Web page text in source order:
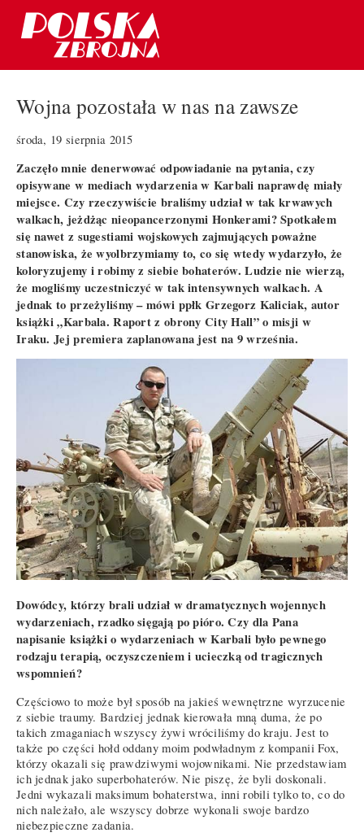
Wojna pozostała w nas na zawsze
środa, 19 sierpnia 2015
Zaczęło mnie denerwować odpowiadanie na pytania, czy
opisywane w mediach wydarzenia w Karbali naprawdę miały
miejsce. Czy rzeczywiście braliśmy udział w tak krwawych
walkach, jeżdżąc nieopancerzonymi Honkerami? Spotkałem
się nawet z sugestiami wojskowych zajmujących poważne
stanowiska, że wyolbrzymiamy to, co się wtedy wydarzyło, że
koloryzujemy i robimy z siebie bohaterów. Ludzie nie wierzą,
że mogliśmy uczestniczyć w tak intensywnych walkach. A
jednak to przeżyliśmy – mówi ppłk Grzegorz Kaliciak, autor
książki „Karbala. Raport z obrony City Hall” o misji w
Iraku. Jej premiera zaplanowana jest na 9 września.
Dowódcy, którzy brali udział w dramatycznych wojennych
wydarzeniach, rzadko sięgają po pióro. Czy dla Pana
napisanie książki o wydarzeniach w Karbali było pewnego
rodzaju terapią, oczyszczeniem i ucieczką od tragicznych
wspomnień?
Częściowo to może był sposób na jakieś wewnętrzne wyrzucenie
z siebie traumy. Bardziej jednak kierowała mną duma, że po
takich zmaganiach wszyscy żywi wróciliśmy do kraju. Jest to
także po części hołd oddany moim podwładnym z kompanii Fox,
którzy okazali się prawdziwymi wojownikami. Nie przedstawiam
ich jednak jako superbohaterów. Nie piszę, że byli doskonali.
Jedni wykazali maksimum bohaterstwa, inni robili tylko to, co do
nich należało, ale wszyscy dobrze wykonali swoje bardzo
niebezpieczne zadania.